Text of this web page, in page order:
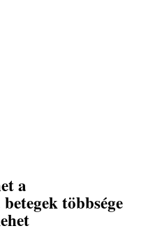
a
többsége